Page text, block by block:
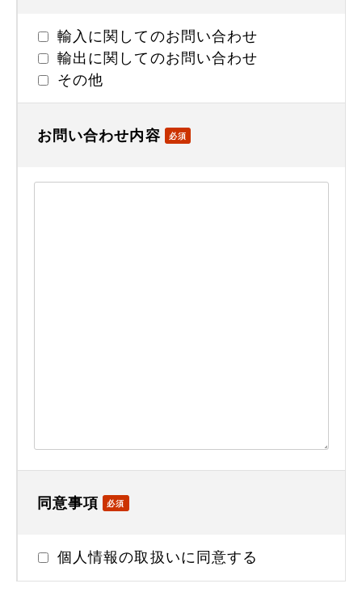
輸入に関してのお問い合わせ
輸出に関してのお問い合わせ
その他
お問い合わせ内容 必須
同意事項 必須
個人情報の取扱いに同意する